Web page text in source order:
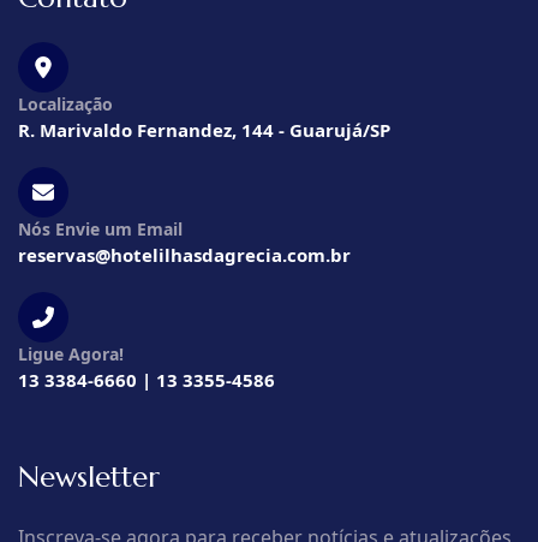
Localização
R. Marivaldo Fernandez, 144 - Guarujá/SP
Nós Envie um Email
reservas@hotelilhasdagrecia.com.br
Ligue Agora!
13 3384-6660 | 13 3355-4586
Newsletter